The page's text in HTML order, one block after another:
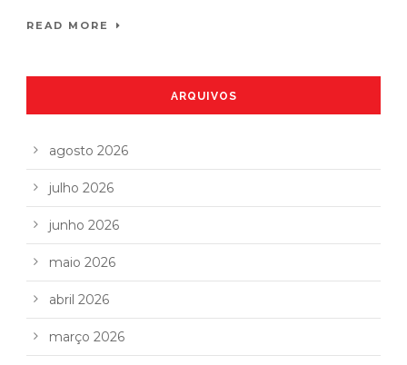
READ MORE
ARQUIVOS
agosto 2026
julho 2026
junho 2026
maio 2026
abril 2026
março 2026